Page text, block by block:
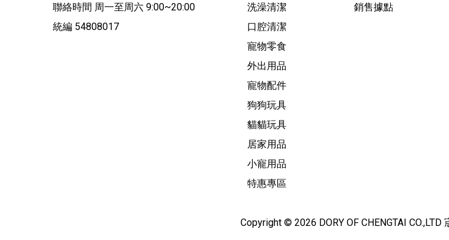
聯絡時間 周一至周六 9:00~20:00
統編 54808017
洗澡清潔
口腔清潔
寵物零食
外出用品
寵物配件
狗狗玩具
貓貓玩具
居家用品
小寵用品
特惠專區
銷售據點
Copyright © 2026 DORY OF CHENGTAI